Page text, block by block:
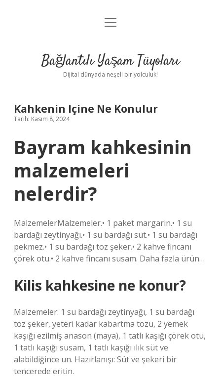
Anasayfa
Yasal Uyarı
menüyü
Bağlantılı Yaşam Tüyoları
Dijital dünyada neşeli bir yolculuk!
Kahkenin Içine Ne Konulur
Tarih: Kasım 8, 2024
Bayram kahkesinin
malzemeleri
nelerdir?
MalzemelerMalzemeler.• 1 paket margarin.• 1 su
bardağı zeytinyağı.• 1 su bardağı süt.• 1 su bardağı
pekmez.• 1 su bardağı toz şeker.• 2 kahve fincanı
çörek otu.• 2 kahve fincanı susam. Daha fazla ürün…
Kilis kahkesine ne konur?
Malzemeler: 1 su bardağı zeytinyağı, 1 su bardağı
toz şeker, yeteri kadar kabartma tozu, 2 yemek
kaşığı ezilmiş anason (maya), 1 tatlı kaşığı çörek otu,
1 tatlı kaşığı susam, 1 tatlı kaşığı ılık süt ve
alabildiğince un. Hazırlanışı: Süt ve şekeri bir
tencerede eritin.